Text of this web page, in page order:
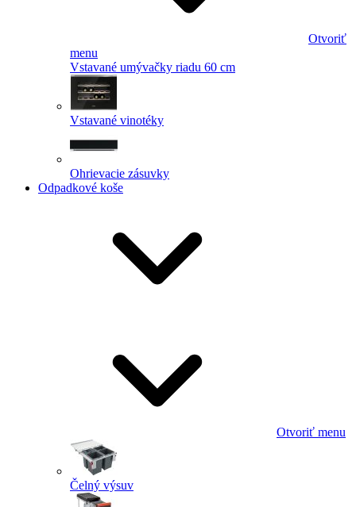
Otvoriť
menu
Vstavané umývačky riadu 60 cm
Vstavané vinotéky
Ohrievacie zásuvky
Odpadkové koše
Otvoriť menu
Čelný výsuv